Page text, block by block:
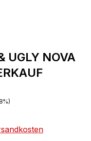
UGLY NOVA